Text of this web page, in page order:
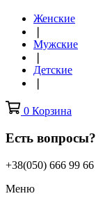
Женские
Мужские
Детские
0 Корзина
Есть вопросы?
+38(050) 666 99 66
Меню